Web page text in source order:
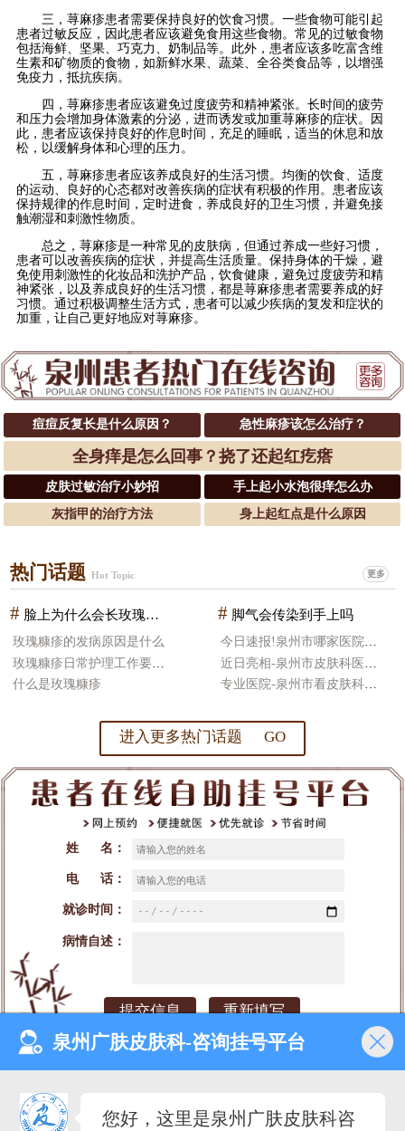
三，荨麻疹患者需要保持良好的饮食习惯。一些食物可能引起
患者过敏反应，因此患者应该避免食用这些食物。常见的过敏食物
包括海鲜、坚果、巧克力、奶制品等。此外，患者应该多吃富含维
生素和矿物质的食物，如新鲜水果、蔬菜、全谷类食品等，以增强
免疫力，抵抗疾病。
四，荨麻疹患者应该避免过度疲劳和精神紧张。长时间的疲劳
和压力会增加身体激素的分泌，进而诱发或加重荨麻疹的症状。因
此，患者应该保持良好的作息时间，充足的睡眠，适当的休息和放
松，以缓解身体和心理的压力。
五，荨麻疹患者应该养成良好的生活习惯。均衡的饮食、适度
的运动、良好的心态都对改善疾病的症状有积极的作用。患者应该
保持规律的作息时间，定时进食，养成良好的卫生习惯，并避免接
触潮湿和刺激性物质。
总之，荨麻疹是一种常见的皮肤病，但通过养成一些好习惯，
患者可以改善疾病的症状，并提高生活质量。保持身体的干燥，避
免使用刺激性的化妆品和洗护产品，饮食健康，避免过度疲劳和精
神紧张，以及养成良好的生活习惯，都是荨麻疹患者需要养成的好
习惯。通过积极调整生活方式，患者可以减少疾病的复发和症状的
加重，让自己更好地应对荨麻疹。
痘痘反复长是什么原因？ 急性麻疹该怎么治疗？
全身痒是怎么回事？挠了还起红疙瘩
皮肤过敏治疗小妙招 手上起小水泡很痒怎么办
灰指甲的治疗方法 身上起红点是什么原因
热门话题 Hot Topic 更多
# 脸上为什么会长玫瑰糠疹
玫瑰糠疹的发病原因是什么
什么是玫瑰糠疹
# 脚气会传染到手上吗
今日速报!泉州市哪家医院皮肤科治疗好
专业医院-泉州市看皮肤科医院比较好
进入更多热门话题 GO
姓 名：
电 话：
就诊时间：
病情自述：
就诊时间：早8：00-晚18：00（节假日不休）
泉州广肤皮肤科-咨询挂号平台
您好，这里是泉州广肤皮肤科咨